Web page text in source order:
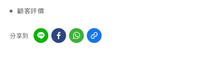
顧客評價
分享到